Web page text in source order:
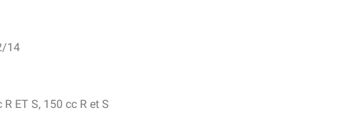
14
ET S, 150 cc R et S